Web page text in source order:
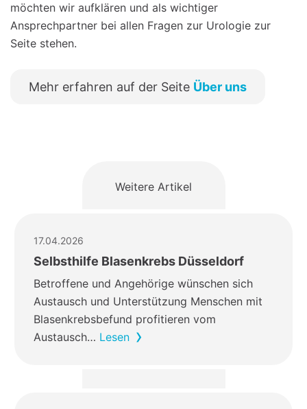
möchten wir aufklären und als wichtiger
Ansprechpartner bei allen Fragen zur Urologie zur
Seite stehen.
Mehr erfahren auf der Seite Über uns
Weitere Artikel
17.04.2026
Selbsthilfe Blasenkrebs Düsseldorf
Betroffene und Angehörige wünschen sich
Austausch und Unterstützung Menschen mit
Blasenkrebsbefund profitieren vom
Austausch… Lesen